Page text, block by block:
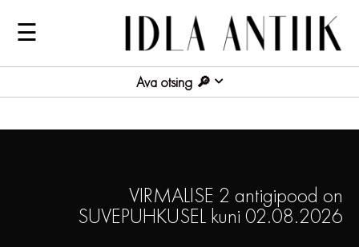
☰
Ava otsing
VIRMALISE 2 antigipood on
SUVEPUHKUSEL kuni 02.08.2026